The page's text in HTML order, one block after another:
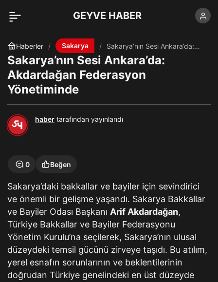
GEYVE HABER
Haberler Sakarya
Sakarya’nın Sesi Ankara’da:
Akdardağan Federasyon
Yönetiminde
Sakarya’nın Sesi Ankara’da:
Akdardağan Federasyon
Yönetiminde
haber tarafından yayınlandı
0 Beğen
Sakarya’daki bakkallar ve bayiler için sevindirici
ve önemli bir gelişme yaşandı. Sakarya Bakkallar
ve Bayiler Odası Başkanı Arif Akdardağan,
Türkiye Bakkallar ve Bayiler Federasyonu
Yönetim Kurulu’na seçilerek, Sakarya’nın ulusal
düzeydeki temsil gücünü zirveye taşıdı. Bu atılım,
yerel esnafın sorunlarının ve beklentilerinin
doğrudan Türkiye genelindeki en üst düzeyde